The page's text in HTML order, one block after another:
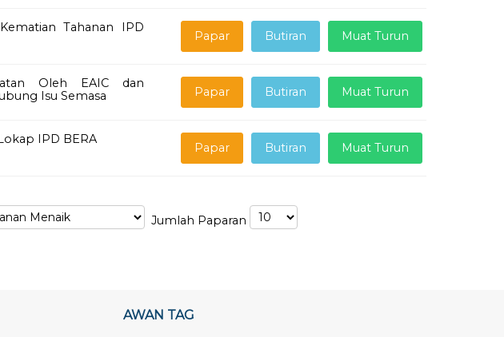
Tahanan IPD
Muat Turun
Butiran
Papar
Oleh EAIC dan
Isu Semasa
Muat Turun
Butiran
Papar
IPD BERA
Muat Turun
Butiran
Papar
Jumlah Paparan
AWAN TAG